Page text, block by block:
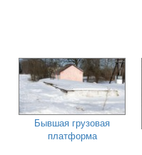
Бывшая грузовая
платформа